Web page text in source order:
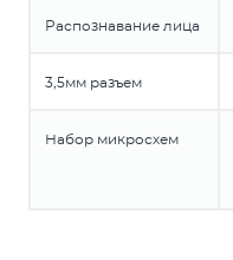
Распознавание лица
3,5мм разъем
Набор микросхем